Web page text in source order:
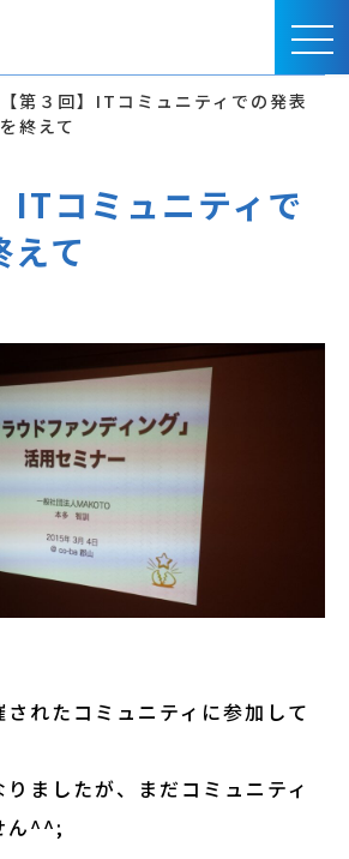
【第３回】ITコミュニティでの発表
を終えて
ITコミュニティで
えて
れたコミュニティに参加して
ましたが、まだコミュニティ
ん^^;